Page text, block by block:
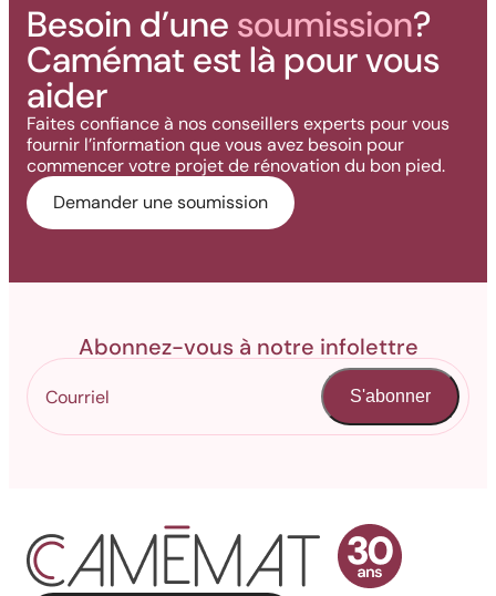
Besoin d’une soumission?
Camémat est là pour vous
aider
Faites confiance à nos conseillers experts pour vous
fournir l’information que vous avez besoin pour
commencer votre projet de rénovation du bon pied.
Demander une soumission
Abonnez-vous à notre infolettre
S'abonner